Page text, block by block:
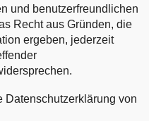
und benutzerfreundlichen
Recht aus Gründen, die
ergeben, jederzeit
Datenschutzerklärung von